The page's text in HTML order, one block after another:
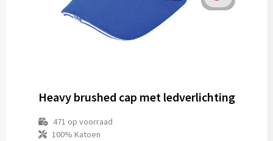
Heavy brushed cap met ledverlichting
471 op voorraad
100% Katoen